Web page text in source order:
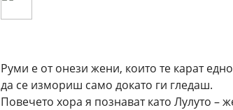
Руми е от онези жени, които те карат
да се измориш само докато ги гледаш.
Повечето хора я познават като Лулуто –